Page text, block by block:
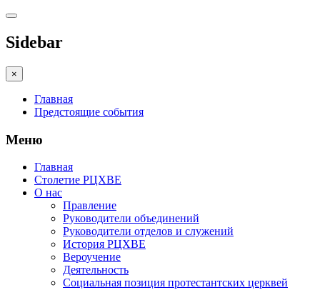
Sidebar
×
Главная
Предстоящие события
Меню
Главная
Столетие РЦХВЕ
О нас
Правление
Руководители объединений
Руководители отделов и служений
История РЦХВЕ
Вероучение
Деятельность
Социальная позиция протестантских церквей